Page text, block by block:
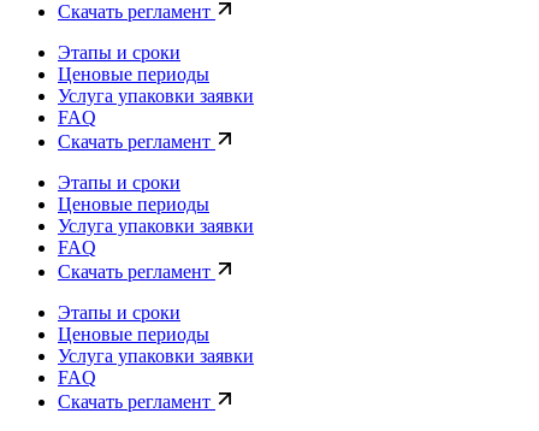
Скачать регламент
Этапы и сроки
Ценовые периоды
Услуга упаковки заявки
FAQ
Скачать регламент
Этапы и сроки
Ценовые периоды
Услуга упаковки заявки
FAQ
Скачать регламент
Этапы и сроки
Ценовые периоды
Услуга упаковки заявки
FAQ
Скачать регламент